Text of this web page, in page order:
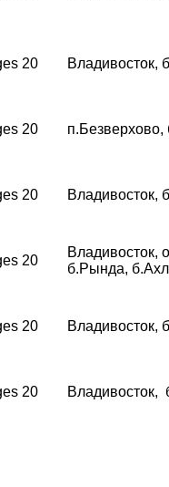
20 Владивосток,
20
20 Владивосток,
20
Владивосток,
б.Рында,
20 Владивосток,
20 Владивосток,